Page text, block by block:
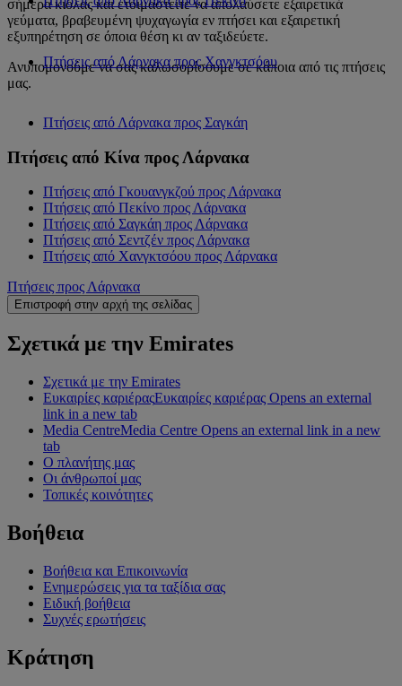
σήμερα κιόλας και ετοιμαστείτε να απολαύσετε εξαιρετικά
γεύματα, βραβευμένη ψυχαγωγία εν πτήσει και εξαιρετική
εξυπηρέτηση σε όποια θέση κι αν ταξιδεύετε.
Ανυπομονούμε να σας καλωσορίσουμε σε κάποια από τις πτήσεις
μας.
Πτήσεις από Λάρνακα προς Χανγκτσόου
Πτήσεις από Λάρνακα προς Σαγκάη
Πτήσεις από Κίνα προς Λάρνακα
Πτήσεις από Γκουανγκζού προς Λάρνακα
Πτήσεις από Πεκίνο προς Λάρνακα
Πτήσεις από Σαγκάη προς Λάρνακα
Πτήσεις από Σεντζέν προς Λάρνακα
Πτήσεις από Χανγκτσόου προς Λάρνακα
Πτήσεις προς Λάρνακα
Επιστροφή στην αρχή της σελίδας
Σχετικά με την Emirates
Σχετικά με την Emirates
Ευκαιρίες καριέραςΕυκαιρίες καριέρας Opens an external
link in a new tab
Media CentreMedia Centre Opens an external link in a new
tab
Ο πλανήτης μας
Οι άνθρωποί μας
Τοπικές κοινότητες
Βοήθεια
Βοήθεια και Επικοινωνία
Ενημερώσεις για τα ταξίδια σας
Ειδική βοήθεια
Συχνές ερωτήσεις
Κράτηση